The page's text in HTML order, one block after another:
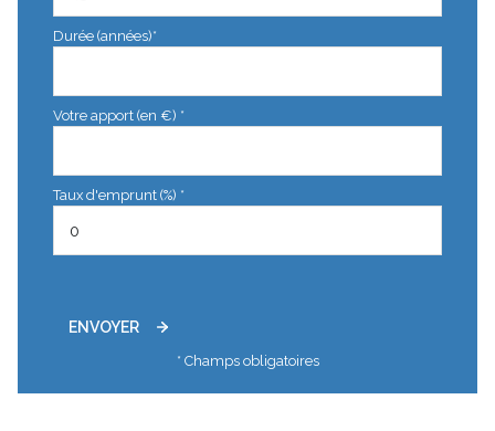
Durée (années)*
Votre apport (en €) *
Taux d'emprunt (%) *
ENVOYER
* Champs obligatoires